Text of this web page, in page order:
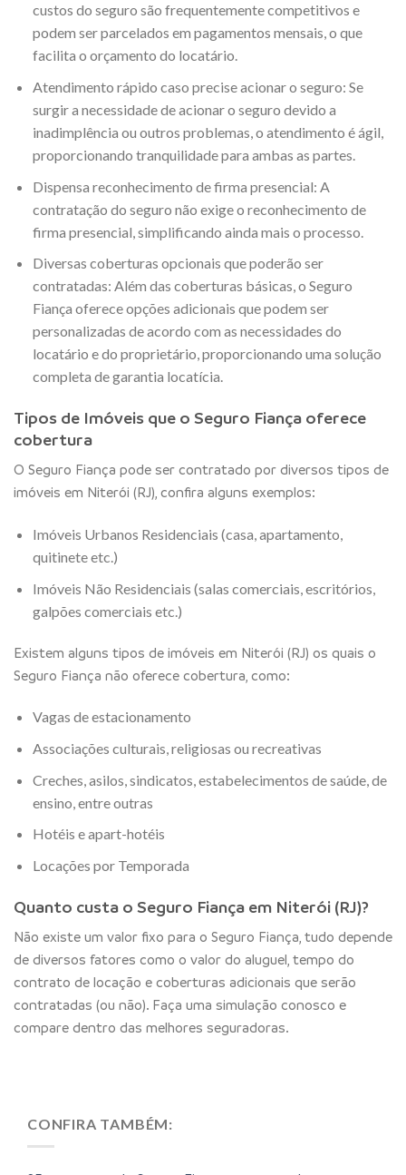
custos do seguro são frequentemente competitivos e
podem ser parcelados em pagamentos mensais, o que
facilita o orçamento do locatário.
Atendimento rápido caso precise acionar o seguro: Se
surgir a necessidade de acionar o seguro devido a
inadimplência ou outros problemas, o atendimento é ágil,
proporcionando tranquilidade para ambas as partes.
Dispensa reconhecimento de firma presencial: A
contratação do seguro não exige o reconhecimento de
firma presencial, simplificando ainda mais o processo.
Diversas coberturas opcionais que poderão ser
contratadas: Além das coberturas básicas, o Seguro
Fiança oferece opções adicionais que podem ser
personalizadas de acordo com as necessidades do
locatário e do proprietário, proporcionando uma solução
completa de garantia locatícia.
Tipos de Imóveis que o Seguro Fiança oferece
cobertura
O Seguro Fiança pode ser contratado por diversos tipos de
imóveis em Niterói (RJ), confira alguns exemplos:
Imóveis Urbanos Residenciais (casa, apartamento,
quitinete etc.)
Imóveis Não Residenciais (salas comerciais, escritórios,
galpões comerciais etc.)
Existem alguns tipos de imóveis em Niterói (RJ) os quais o
Seguro Fiança não oferece cobertura, como:
Vagas de estacionamento
Associações culturais, religiosas ou recreativas
Creches, asilos, sindicatos, estabelecimentos de saúde, de
ensino, entre outras
Hotéis e apart-hotéis
Locações por Temporada
Quanto custa o Seguro Fiança em Niterói (RJ)?
Não existe um valor fixo para o Seguro Fiança, tudo depende
de diversos fatores como o valor do aluguel, tempo do
contrato de locação e coberturas adicionais que serão
contratadas (ou não). Faça uma simulação conosco e
compare dentro das melhores seguradoras.
CONFIRA TAMBÉM: